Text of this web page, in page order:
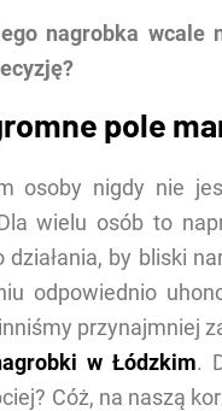
nagrobka
pole
osoby nigdy nie
wielu osób to
by bliski
odpowiednio
przynajmniej
w Łódzkim.
Cóż, na naszą